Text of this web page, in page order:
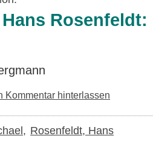
Rosenfeldt:
Kommentar hinterlassen
Rosenfeldt, Hans